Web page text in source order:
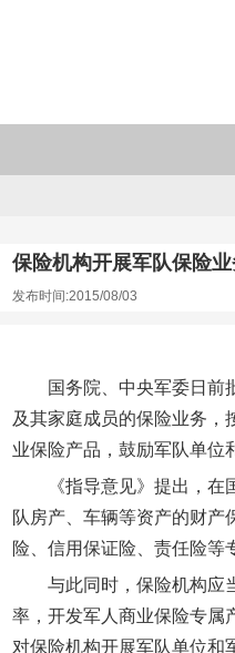
保险机构开展军队保险
发布时间:2015/08/03
国务院、中央军委日前
及其家庭成员的保险业务，
业保险产品，鼓励军队单位
《指导意见》提出，
队房产、车辆等资产的财产
险、信用保证险、责任险等
与此同时，保险机构应
率，开发军人商业保险专属
对保险机构开展军队单位和